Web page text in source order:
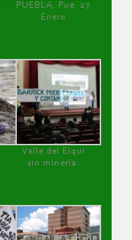
PUEBLA, Pue, 27
Enero
Valle del Elqui
sin minería.